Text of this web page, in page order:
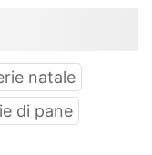
natale
di pane